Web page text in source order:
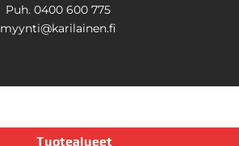
Puh. 0400 600 775
myynti@karilainen.fi
Tuotealueet